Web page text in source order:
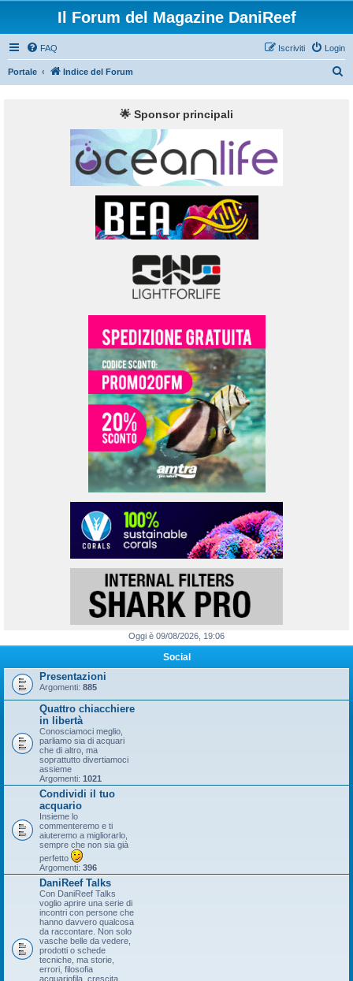
Il Forum del Magazine DaniReef
FAQ Login
Iscriviti
Portale Indice del Forum
🌟 Sponsor principali
Oggi è 09/08/2026, 19:06
Social
Presentazioni
Argomenti: 885
Quattro chiacchiere
in libertà
Conosciamoci meglio,
parliamo sia di acquari
che di altro, ma
soprattutto divertiamoci
assieme
Argomenti: 1021
Condividi il tuo
acquario
Insieme lo
commenteremo e ti
aiuteremo a migliorarlo,
sempre che non sia già
perfetto
Argomenti: 396
DaniReef Talks
Con DaniReef Talks
voglio aprire una serie di
incontri con persone che
hanno davvero qualcosa
da raccontare. Non solo
vasche belle da vedere,
prodotti o schede
tecniche, ma storie,
errori, filosofia
acquariofila, crescita